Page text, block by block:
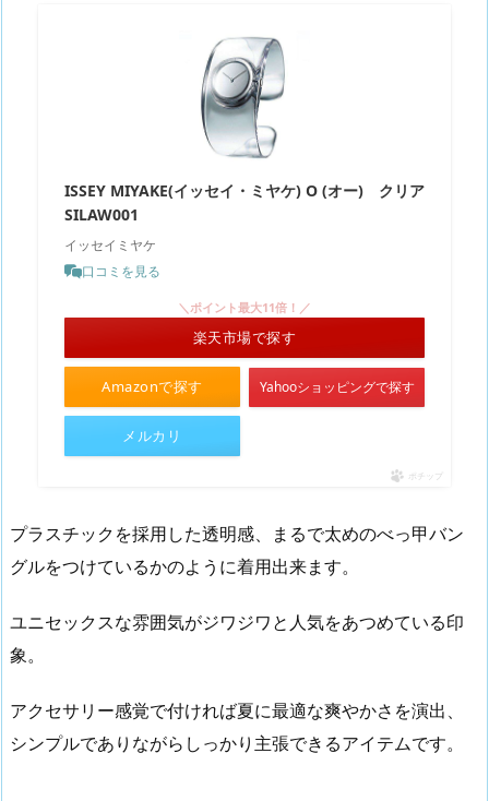
ISSEY MIYAKE(イッセイ・ミヤケ) O (オー) クリア
SILAW001
イッセイミヤケ
口コミを見る
Amazonで探す
＼ポイント最大11倍！／
楽天市場で探す
Yahooショッピングで探す
メルカリ
ポチップ
プラスチックを採用した透明感、まるで太めのべっ甲バン
グルをつけているかのように着用出来ます。
ユニセックスな雰囲気がジワジワと人気をあつめている印
象。
アクセサリー感覚で付ければ夏に最適な爽やかさを演出、
シンプルでありながらしっかり主張できるアイテムです。